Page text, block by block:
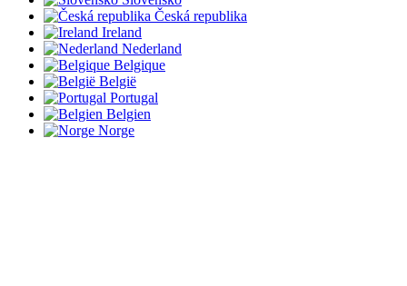
Česká republika
Ireland
Nederland
Belgique
België
Portugal
Belgien
Norge